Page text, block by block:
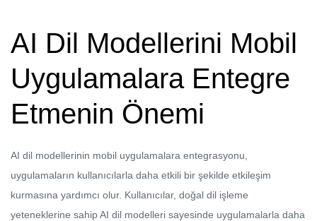
AI Dil Modellerini Mobil
Uygulamalara Entegre
Etmenin Önemi
AI dil modellerinin mobil uygulamalara entegrasyonu,
uygulamaların kullanıcılarla daha etkili bir şekilde etkileşim
kurmasına yardımcı olur. Kullanıcılar, doğal dil işleme
yeteneklerine sahip AI dil modelleri sayesinde uygulamalarla daha